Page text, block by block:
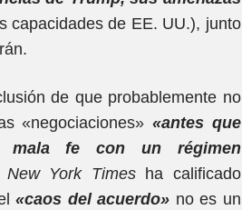
capacidades de EE. UU.), junto
de que probablemente no
«negociaciones» «antes que
mala fe con un régimen
New York Timesha calificado
«caos del acuerdo» no es un